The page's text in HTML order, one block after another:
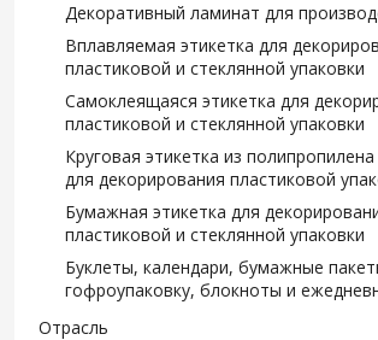
Декоративный ламинат для
Вплавляемая этикетка для
пластиковой и стеклянной упаковки
Самоклеящаяся этикетка для
пластиковой и стеклянной упаковки
Круговая этикетка из полипропилена
для декорирования пластиковой
Бумажная этикетка для
пластиковой и стеклянной упаковки
Буклеты, календари, бумажные
гофроупаковку, блокноты и
Отрасль